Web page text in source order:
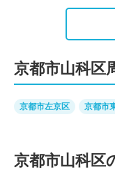
京都市山科区
京都市左京区 京都市
京都市山科区